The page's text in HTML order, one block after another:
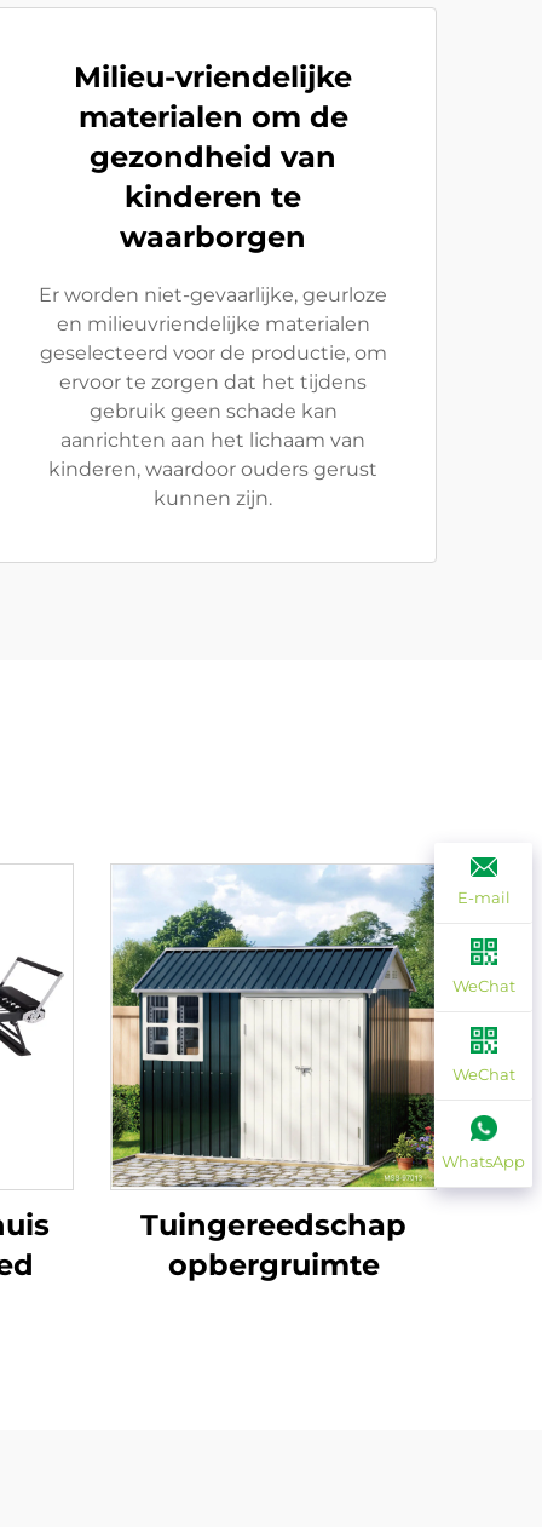
Milieu-vriendelijke
materialen om de
gezondheid van
kinderen te
waarborgen
Er worden niet-gevaarlijke, geurloze
en milieuvriendelijke materialen
geselecteerd voor de productie, om
ervoor te zorgen dat het tijdens
gebruik geen schade kan
aanrichten aan het lichaam van
kinderen, waardoor ouders gerust
kunnen zijn.
Tuingereedschap
opbergruimte
E-mail
WeChat
WeChat
WhatsApp